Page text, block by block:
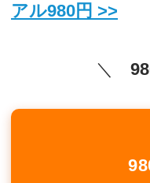
アル980円 >>
＼